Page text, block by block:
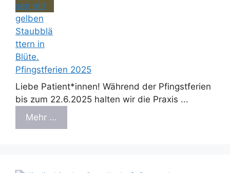
Pfingstferien 2025
Liebe Patient*innen! Während der Pfingstferien
bis zum 22.6.2025 halten wir die Praxis ...
Mehr ...